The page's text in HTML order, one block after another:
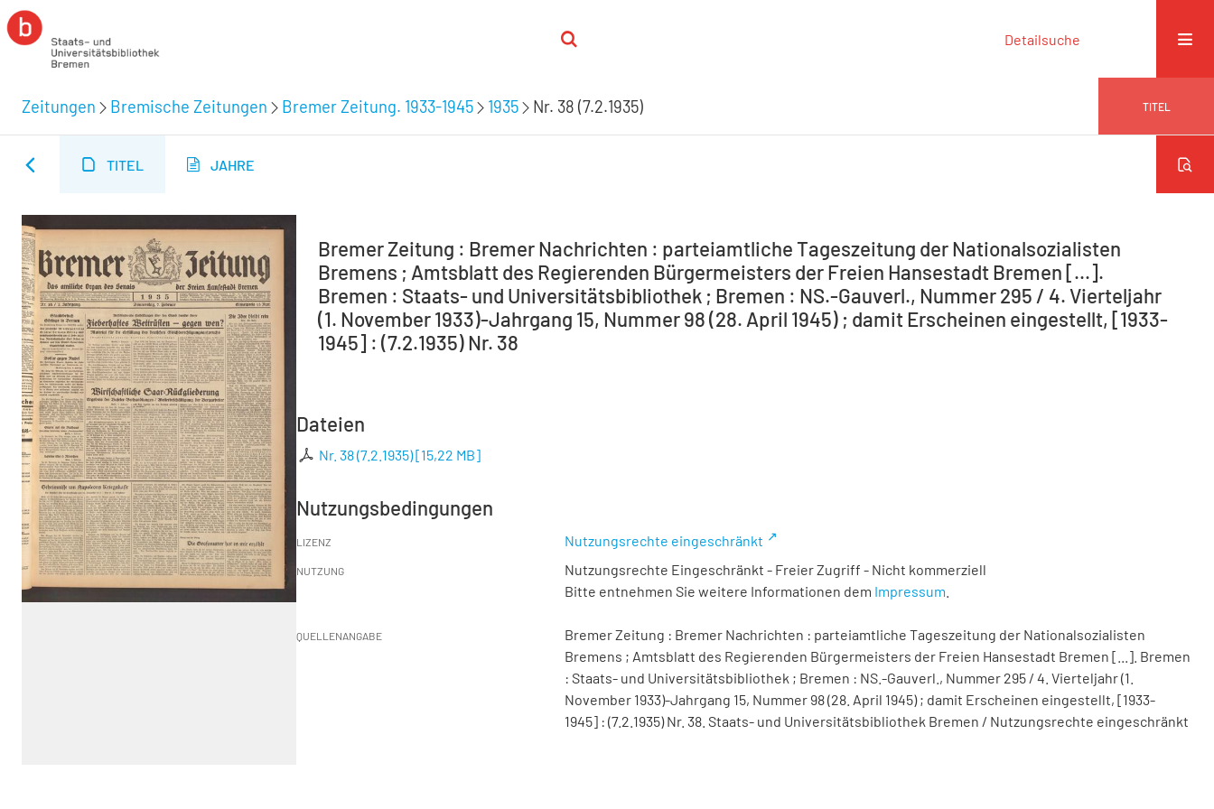
Detailsuche
Zeitungen Bremische Zeitungen Bremer Zeitung. 1933-1945 1935 Nr. 38 (7.2.1935) TITEL
TITEL JAHRE
Bremer Zeitung : Bremer Nachrichten : parteiamtliche Tageszeitung der Nationalsozialisten
Bremens ; Amtsblatt des Regierenden Bürgermeisters der Freien Hansestadt Bremen [...].
Bremen : Staats- und Universitätsbibliothek ; Bremen : NS.-Gauverl., Nummer 295 / 4. Vierteljahr
(1. November 1933)-Jahrgang 15, Nummer 98 (28. April 1945) ; damit Erscheinen eingestellt, [1933-
1945] : (7.2.1935) Nr. 38
Dateien
Nr. 38 (7.2.1935)[15,22 MB]
Nutzungsbedingungen
LIZENZ Nutzungsrechte eingeschränkt
NUTZUNG
Nutzungsrechte Eingeschränkt - Freier Zugriff - Nicht kommerziell
Bitte entnehmen Sie weitere Informationen dem Impressum
QUELLENANGABE
Bremer Zeitung : Bremer Nachrichten : parteiamtliche Tageszeitung der Nationalsozialisten
Bremens ; Amtsblatt des Regierenden Bürgermeisters der Freien Hansestadt Bremen [...]. Bremen
: Staats- und Universitätsbibliothek ; Bremen : NS.-Gauverl., Nummer 295 / 4. Vierteljahr (1.
November 1933)-Jahrgang 15, Nummer 98 (28. April 1945) ; damit Erscheinen eingestellt, [1933-
1945] : (7.2.1935) Nr. 38. Staats- und Universitätsbibliothek Bremen / Nutzungsrechte eingeschränkt